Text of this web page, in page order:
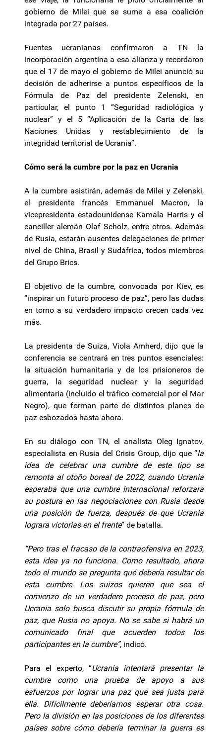
gobierno de Milei que se sume a esa coalición
integrada por 27 países.
Fuentes ucranianas confirmaron a TN la
incorporación argentina a esa alianza y recordaron
que el 17 de mayo el gobierno de Milei anunció su
decisión de adherirse a puntos específicos de la
Fórmula de Paz del presidente Zelenski, en
particular, el punto 1 “Seguridad radiológica y
nuclear” y el 5 “Aplicación de la Carta de las
Naciones Unidas y restablecimiento de la
integridad territorial de Ucrania”.
Cómo será la cumbre por la paz en Ucrania
A la cumbre asistirán, además de Milei y Zelenski,
el presidente francés Emmanuel Macron, la
vicepresidenta estadounidense Kamala Harris y el
canciller alemán Olaf Scholz, entre otros. Además
de Rusia, estarán ausentes delegaciones de primer
nivel de China, Brasil y Sudáfrica, todos miembros
del Grupo Brics.
El objetivo de la cumbre, convocada por Kiev, es
“inspirar un futuro proceso de paz”, pero las dudas
en torno a su verdadero impacto crecen cada vez
más.
La presidenta de Suiza, Viola Amherd, dijo que la
conferencia se centrará en tres puntos esenciales:
la situación humanitaria y de los prisioneros de
guerra, la seguridad nuclear y la seguridad
alimentaria (incluido el tráfico comercial por el Mar
Negro), que forman parte de distintos planes de
paz esbozados hasta ahora.
En su diálogo con TN, el analista Oleg Ignatov,
especialista en Rusia del Crisis Group, dijo que “la
idea de celebrar una cumbre de este tipo se
remonta al otoño boreal de 2022, cuando Ucrania
esperaba que una cumbre internacional reforzara
su postura en las negociaciones con Rusia desde
una posición de fuerza, después de que Ucrania
lograra victorias en el frente” de batalla.
“Pero tras el fracaso de la contraofensiva en 2023,
esta idea ya no funciona. Como resultado, ahora
todo el mundo se pregunta qué debería resultar de
esta cumbre. Los suizos quieren que sea el
comienzo de un verdadero proceso de paz, pero
Ucrania solo busca discutir su propia fórmula de
paz, que Rusia no apoya. No se sabe si habrá un
comunicado final que acuerden todos los
participantes en la cumbre”, indicó.
Para el experto, “Ucrania intentará presentar la
cumbre como una prueba de apoyo a sus
esfuerzos por lograr una paz que sea justa para
ella. Difícilmente deberíamos esperar otra cosa.
Pero la división en las posiciones de los diferentes
países sobre cómo debería terminar la guerra es